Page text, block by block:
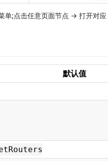
单;点击任意页面节点 → 打开对应
默认值